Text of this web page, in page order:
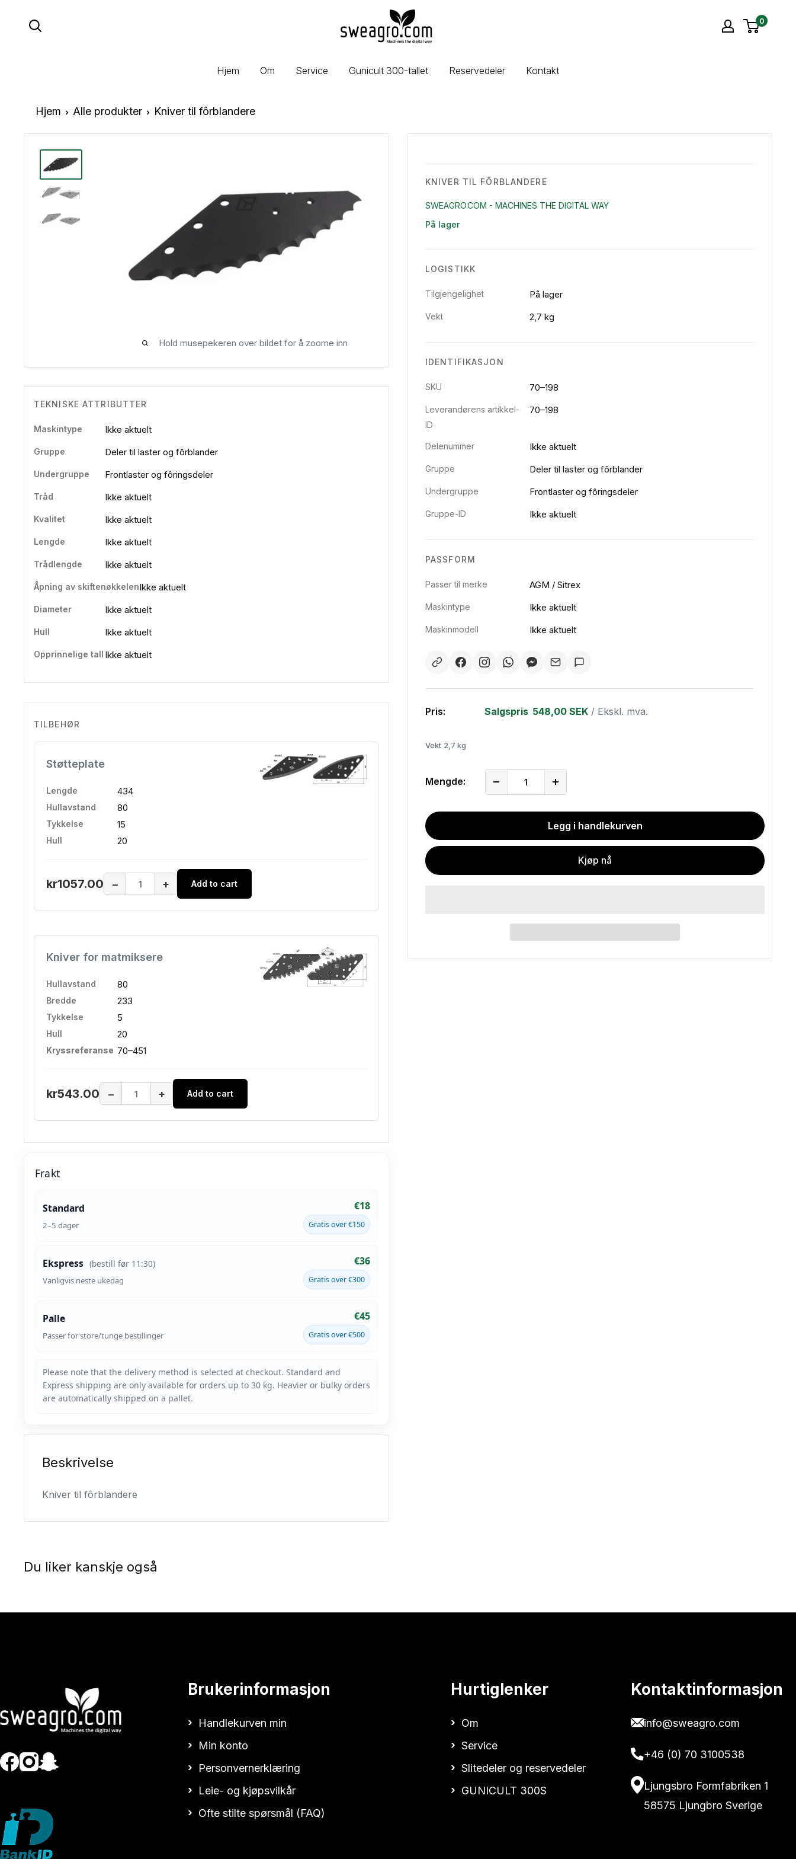
sweagro.com
-
the
0
Hjem Om Service Gunicult 300-tallet Reservedeler Kontakt
Hjem Alle produkter Kniver til fôrblandere
Hold musepekeren over bildet for å zoome inn
KNIVER TIL FÔRBLANDERE
SWEAGRO.COM - MACHINES THE DIGITAL WAY
På lager
LOGISTIKK
Tilgjengelighet På lager
Vekt 2,7 kg
IDENTIFIKASJON
SKU 70–198
Leverandørens artikkel-
ID
70–198
Delenummer Ikke aktuelt
Gruppe Deler til laster og fôrblander
Undergruppe Frontlaster og fôringsdeler
Gruppe-ID Ikke aktuelt
PASSFORM
Passer til merke AGM / Sitrex
Maskintype Ikke aktuelt
Maskinmodell Ikke aktuelt
Pris: Salgspris 548,00 SEK / Ekskl. mva.
Vekt 2,7 kg
Mengde:
Legg i handlekurven
Kjøp nå
TEKNISKE ATTRIBUTTER
Maskintype Ikke aktuelt
Gruppe Deler til laster og fôrblander
Undergruppe Frontlaster og fôringsdeler
Tråd Ikke aktuelt
Kvalitet Ikke aktuelt
Lengde Ikke aktuelt
Trådlengde Ikke aktuelt
Åpning av skiftenøkkelenIkke aktuelt
Diameter Ikke aktuelt
Hull Ikke aktuelt
Opprinnelige tall Ikke aktuelt
TILBEHØR
Støtteplate
Lengde 434
Hullavstand 80
Tykkelse 15
Hull 20
kr1057.00 − + Add to cart
Kniver for matmiksere
Hullavstand 80
Bredde 233
Tykkelse 5
Hull 20
Kryssreferanse 70–451
kr543.00 − + Add to cart
Frakt
Standard
2–5 dager
€18
Gratis over €150
Ekspress (bestill før 11:30)
Vanligvis neste ukedag
€36
Gratis over €300
Palle
Passer for store/tunge bestillinger
€45
Gratis over €500
Beskrivelse
Kniver til fôrblandere
Du liker kanskje også
Brukerinformasjon
Handlekurven min
Min konto
Personvernerklæring
Leie- og kjøpsvilkår
Ofte stilte spørsmål (FAQ)
Hurtiglenker
Om
Service
Slitedeler og reservedeler
GUNICULT 300S
Kontaktinformasjon
info@sweagro.com
+46 (0) 70 3100538
Ljungsbro Formfabriken 1
58575 Ljungbro Sverige